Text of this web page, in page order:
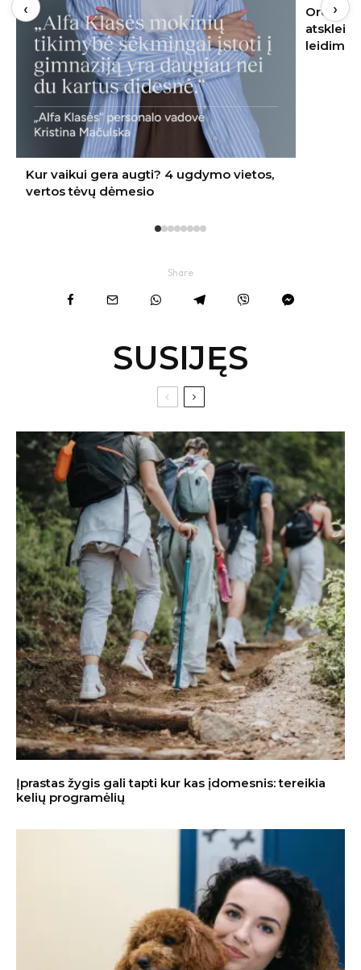
Oro kondicionierius bute: ekspertas
atskleidė, kur jį įrengti – nereikės nei
leidimo, nei kaimynų sutikimo
‹ ›
Share
SUSIJĘS
Įprastas žygis gali tapti kur kas įdomesnis: tereikia
kelių programėlių